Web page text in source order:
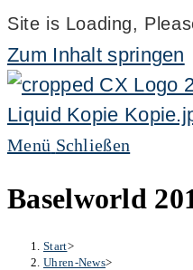
Site is Loading,
Zum Inhalt springen
Menü Schließen
Baselworld
Start>
Uhren-News>